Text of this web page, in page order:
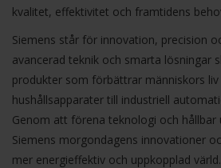
kvalitet, effektivitet och framtidens
Siemens står för innovation, precision
avancerad teknik och smarta lösningar
produkter som förbättrar människors
hushållsapparater till industriell
Genom att förena teknologi och hållbar
Siemens morgondagens innovationer
mer energieffektiv och uppkopplad värld.